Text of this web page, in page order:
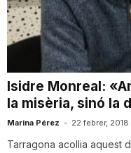
i
u
t
Isidre Monreal:
la misèria, sinó la
Marina Pérez - 22 febrer, 2018
Tarragona acollia aquest